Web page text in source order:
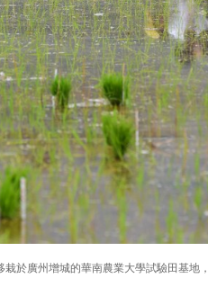
於廣州增城的華南農業大學試驗田基地